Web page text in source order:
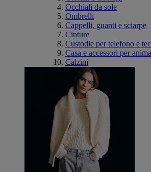
Occhiali da sole
Ombrelli
Cappelli, guanti e sciarpe
Cinture
Custodie per telefono e
Casa e accessori per
Calzini